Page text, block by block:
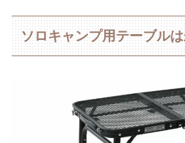
ソロキャンプ用テーブル